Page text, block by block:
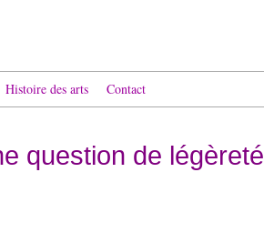
Histoire des arts Contact
question de légèreté